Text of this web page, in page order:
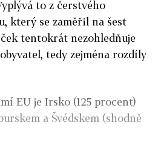
to z čerstvého
který se zaměřil na šest
tentokrát nezohledňuje
tedy zejména rozdíly
EU je Irsko (125 procent)
a Švédskem (shodně